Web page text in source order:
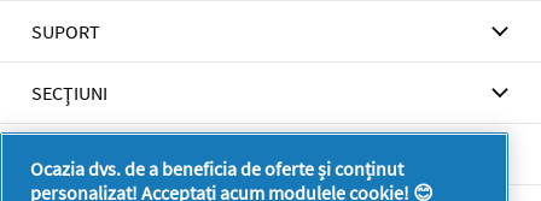
SUPORT
SECŢIUNI
DOCUMENTE LEGALE DETERGENTI SA
Ocazia dvs. de a beneficia de oferte și conținut
personalizat! Acceptați acum modulele cookie! 😊